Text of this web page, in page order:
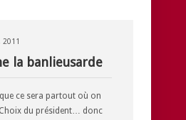
2011
la banlieusarde
que ce sera partout où on
du président… donc